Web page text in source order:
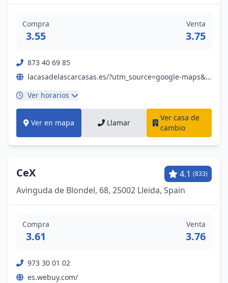
Compra
3.55
Venta
3.75
873 40 69 85
lacasadelascarcasas.es/?utm_source=google-maps&utm_medium=url&utm_campaign=google-maps
Ver horarios
Ver en mapa Llamar
Ver casa de
cambio
CeX 4.1 (833)
Avinguda de Blondel, 68, 25002 Lleida, Spain
Compra
3.61
Venta
3.76
973 30 01 02
es.webuy.com/